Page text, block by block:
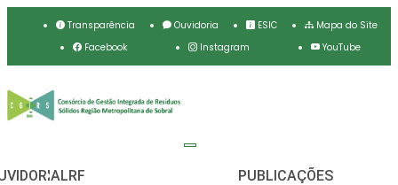
Transparência Ouvidoria ESIC
Mapa do Site
Facebook
Instagram YouTube
LRF
PUBLICAÇÕES